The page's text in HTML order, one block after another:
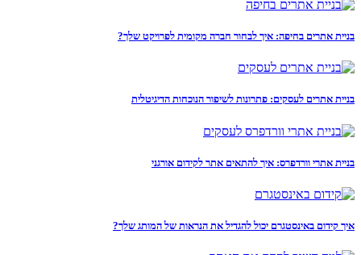
בניית אתרים בחיפה: איך לבחור חברה מקומית לפרויקט שלך?
בניית אתרים לעסקים: פתרונות לשיפור הנוכחות הדיגיטלית
בניית אתרי וורדפרס: איך להתאים אתר לקידום אורגני
איך קידום באינסטגרם יכול להגדיל את הנראות של המותג שלך?